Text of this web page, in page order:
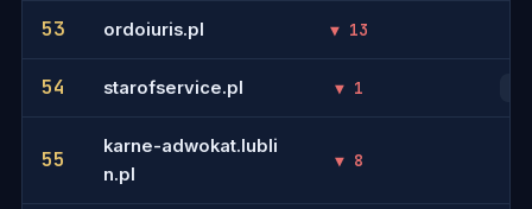
53 ordoiuris.pl ▼ 13
54 starofservice.pl ▼ 1
55
karne-adwokat.lubli
n.pl
▼ 8